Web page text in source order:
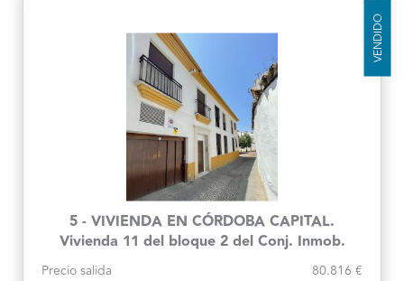
VENDIDO
5 - VIVIENDA EN CÓRDOBA CAPITAL.
Vivienda 11 del bloque 2 del Conj. Inmob.
Precio salida 80.816 €